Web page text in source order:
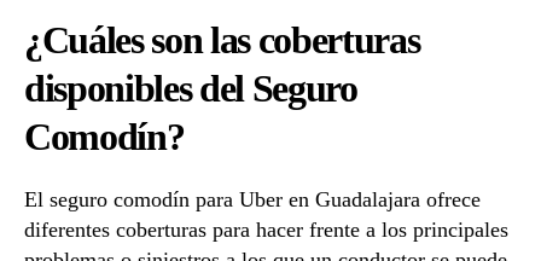
¿Cuáles son las coberturas
disponibles del Seguro
Comodín?
El seguro comodín para Uber en Guadalajara ofrece
diferentes coberturas para hacer frente a los principales